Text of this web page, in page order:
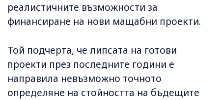
реалистичните възможности за
финансиране на нови мащабни проекти.
Той подчерта, че липсата на готови
проекти през последните години е
направила невъзможно точното
определяне на стойността на бъдещите